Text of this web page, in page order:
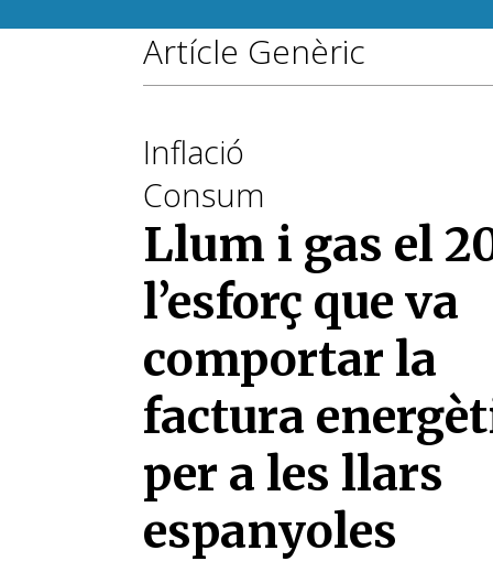
Artícle Genèric
Inflació
Consum
Llum i gas el
l’esforç que va
comportar la
factura
per a les llars
espanyoles